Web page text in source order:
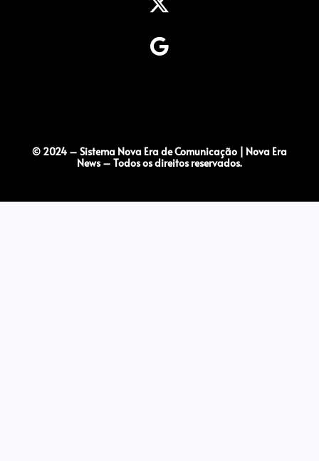
© 2024 – Sistema Nova Era de Comunicação | Nova Era
News – Todos os direitos reservados.